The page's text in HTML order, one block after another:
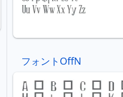
フォントOffN